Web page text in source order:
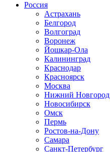
Россия
Астрахань
Белгород
Волгоград
Воронеж
Йошкар-Ола
Калининград
Краснодар
Красноярск
Москва
Нижний Новгород
Новосибирск
Омск
Пермь
Ростов-на-Дону
Самара
Санкт-Петербург